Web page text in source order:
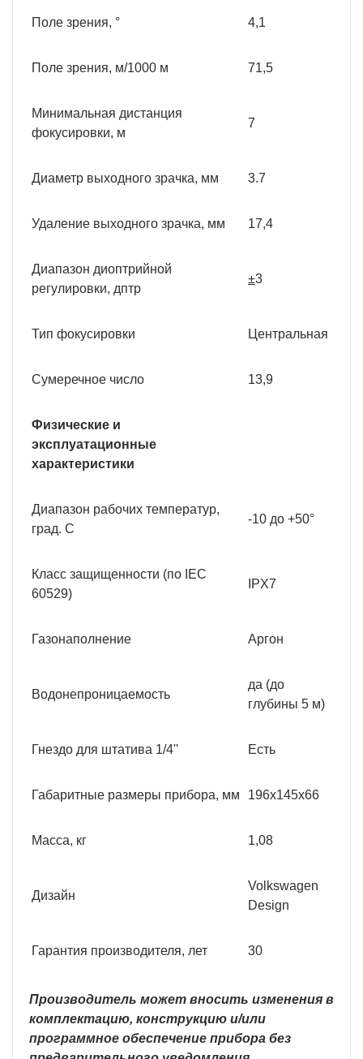
Поле зрения, ° 4,1
Поле зрения, м/1000 м 71,5
Минимальная дистанция
фокусировки, м
7
Диаметр выходного зрачка, мм 3.7
Удаление выходного зрачка, мм 17,4
Диапазон диоптрийной
регулировки, дптр
±3
Тип фокусировки Центральная
Сумеречное число 13,9
Физические и
эксплуатационные
характеристики
Диапазон рабочих температур,
град. С
-10 до +50°
Класс защищенности (по IEC
60529)
IPX7
Газонаполнение Аргон
Водонепроницаемость
да (до
глубины 5 м)
Гнездо для штатива 1/4'' Есть
Габаритные размеры прибора, мм 196x145x66
Масса, кг 1,08
Дизайн
Volkswagen
Design
Гарантия производителя, лет 30
Производитель может вносить изменения в
комплектацию, конструкцию и/или
программное обеспечение прибора без